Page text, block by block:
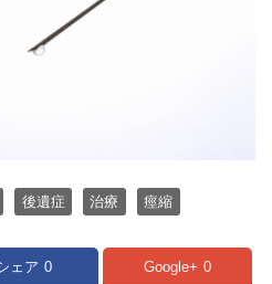
後遺症 治療 痙縮
ェア 0 Google+ 0